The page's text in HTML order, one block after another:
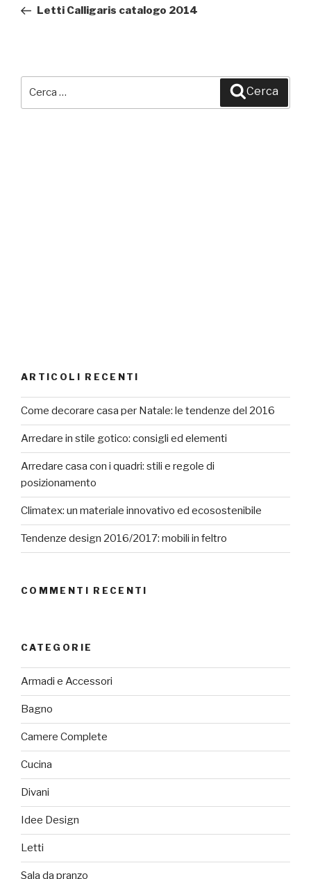
precedente:
Letti Calligaris catalogo 2014
Cerca
ARTICOLI RECENTI
Come decorare casa per Natale: le tendenze del 2016
Arredare in stile gotico: consigli ed elementi
Arredare casa con i quadri: stili e regole di
posizionamento
Climatex: un materiale innovativo ed ecosostenibile
Tendenze design 2016/2017: mobili in feltro
COMMENTI RECENTI
CATEGORIE
Armadi e Accessori
Bagno
Camere Complete
Cucina
Divani
Idee Design
Letti
Sala da pranzo